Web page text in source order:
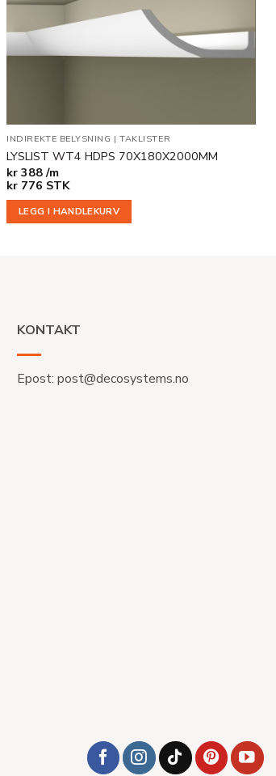
INDIREKTE BELYSNING |TAKLISTER
LYSLIST WT4 HDPS 70X180X2000MM
kr 388 /m
kr 776 STK
LEGG I HANDLEKURV
KONTAKT
Epost: post@decosystems.no